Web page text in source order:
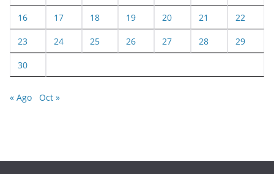
16 17 18 19 20 21 22
23 24 25 26 27 28 29
30
« Ago Oct »